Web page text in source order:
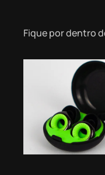
Fique por dentro